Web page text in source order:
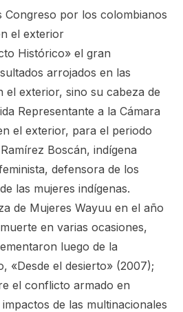
Congreso por los colombianos
el exterior
Histórico» el gran
arrojados en las
el exterior, sino su cabeza de
Representante a la Cámara
el exterior, para el periodo
Boscán, indígena
defensora de los
las mujeres indígenas.
de Mujeres Wayuu en el año
en varias ocasiones,
luego de la
«Desde el desierto» (2007);
el conflicto armado en
de las multinacionales